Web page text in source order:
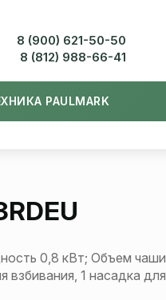
8 (900) 621-50-50
8 (812) 988-66-41
PAULMARK
0,8 кВт; Объем чаши
взбивания, 1 насадка для